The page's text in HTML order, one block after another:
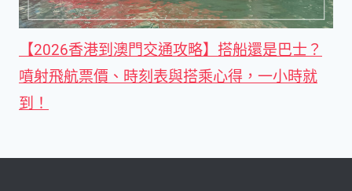
【2026香港到澳門交通攻略】搭船還是巴士？
噴射飛航票價、時刻表與搭乘心得，一小時就
到！